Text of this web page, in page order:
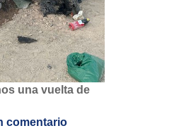
una vuelta de
comentario